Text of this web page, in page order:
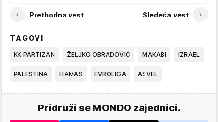
Prethodna vest Sledeća vest
TAGOVI
KK PARTIZAN ŽELJKO OBRADOVIĆ MAKABI IZRAEL
PALESTINA HAMAS EVROLIGA ASVEL
Pridruži se MONDO zajednici.